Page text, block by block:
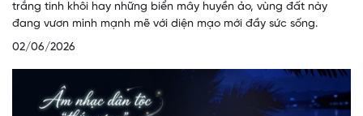
trắng tinh khôi hay những biển mây huyền ảo, vùng đất này
đang vươn mình mạnh mẽ với diện mạo mới đầy sức sống.
02/06/2026